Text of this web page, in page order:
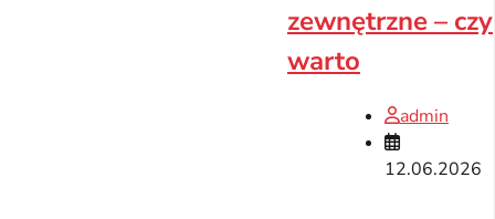
zewnętrzne – czy
warto
admin
12.06.2026